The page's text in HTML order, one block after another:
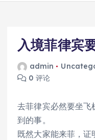
入境菲律宾
admin
0 评论
去菲律宾必然要坐飞
到的事。
既然大家能来菲，